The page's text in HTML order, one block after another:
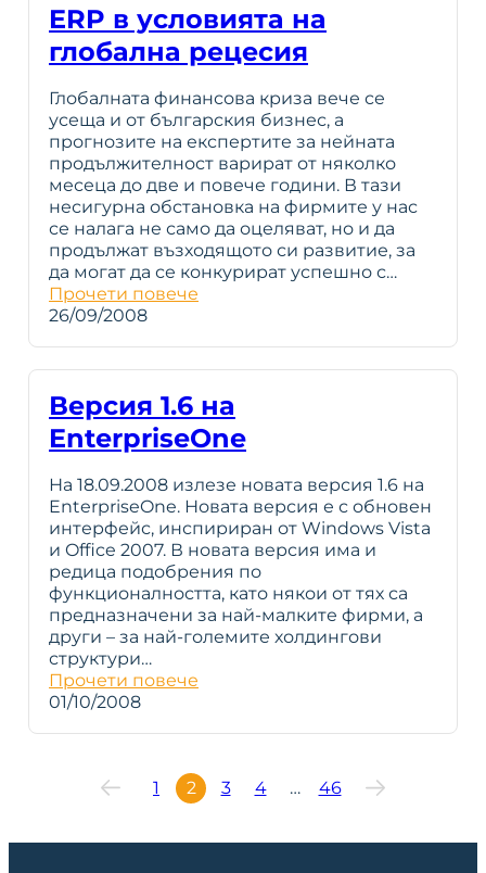
ERP в условията на
глобална рецесия
Глобалната финансова криза вече се
усеща и от българския бизнес, а
прогнозите на експертите за нейната
продължителност варират от няколко
месеца до две и повече години. В тази
несигурна обстановка на фирмите у нас
се налага не само да оцеляват, но и да
продължат възходящото си развитие, за
да могат да се конкурират успешно с…
Прочети повече
26/09/2008
Версия 1.6 на
EnterpriseOne
На 18.09.2008 излезе новата версия 1.6 на
EnterpriseOne. Новата версия е с обновен
интерфейс, инспириран от Windows Vista
и Office 2007. В новата версия има и
редица подобрения по
функционалността, като някои от тях са
предназначени за най-малките фирми, а
други – за най-големите холдингови
структури…
Прочети повече
01/10/2008
1 2 3 4 … 46